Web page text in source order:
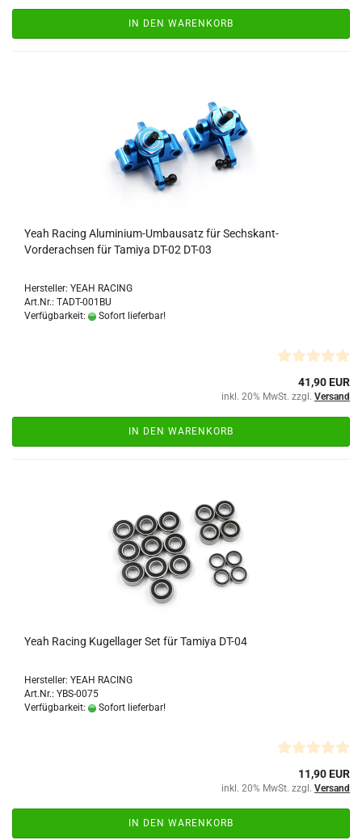
IN DEN WARENKORB
Yeah Racing Aluminium-Umbausatz für Sechskant-
Vorderachsen für Tamiya DT-02 DT-03
Hersteller: YEAH RACING
Art.Nr.: TADT-001BU
Verfügbarkeit:
Sofort lieferbar!
41,90 EUR
inkl. 20% MwSt. zzgl. Versand
IN DEN WARENKORB
Yeah Racing Kugellager Set für Tamiya DT-04
Hersteller: YEAH RACING
Art.Nr.: YBS-0075
Verfügbarkeit:
Sofort lieferbar!
11,90 EUR
inkl. 20% MwSt. zzgl. Versand
IN DEN WARENKORB